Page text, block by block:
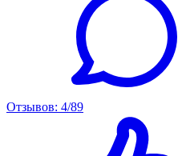
Отзывов: 4/89